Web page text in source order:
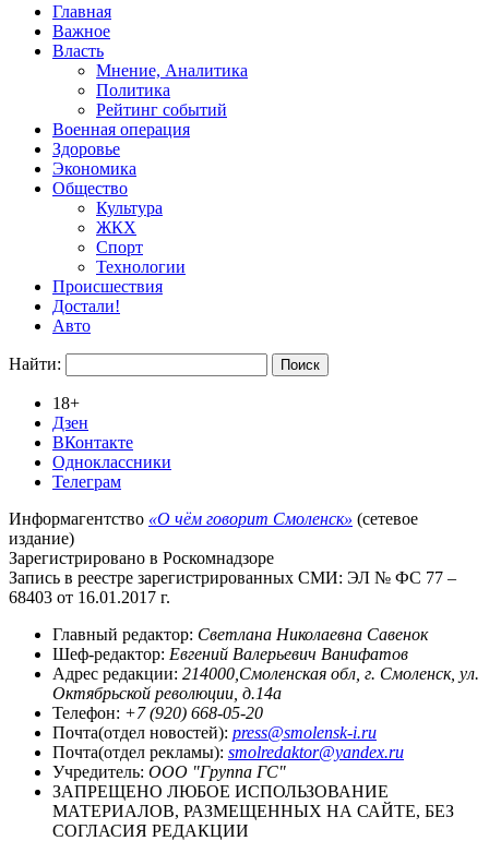
Главная
Важное
Власть
Мнение, Аналитика
Политика
Рейтинг событий
Военная операция
Здоровье
Экономика
Общество
Культура
ЖКХ
Спорт
Технологии
Происшествия
Достали!
Авто
Найти:
18+
Дзен
ВКонтакте
Одноклассники
Телеграм
Информагентство «О чём говорит Смоленск» (сетевое
издание)
Зарегистрировано в Роскомнадзоре
Запись в реестре зарегистрированных СМИ: ЭЛ № ФС 77 –
68403 от 16.01.2017 г.
Главный редактор: Светлана Николаевна Савенок
Шеф-редактор: Евгений Валерьевич Ванифатов
Адрес редакции: 214000,Смоленская обл, г. Смоленск, ул.
Октябрьской революции, д.14а
Телефон: +7 (920) 668-05-20
Почта(отдел новостей): press@smolensk-i.ru
Почта(отдел рекламы): smolredaktor@yandex.ru
Учредитель: ООО "Группа ГС"
ЗАПРЕЩЕНО ЛЮБОЕ ИСПОЛЬЗОВАНИЕ
МАТЕРИАЛОВ, РАЗМЕЩЕННЫХ НА САЙТЕ, БЕЗ
СОГЛАСИЯ РЕДАКЦИИ